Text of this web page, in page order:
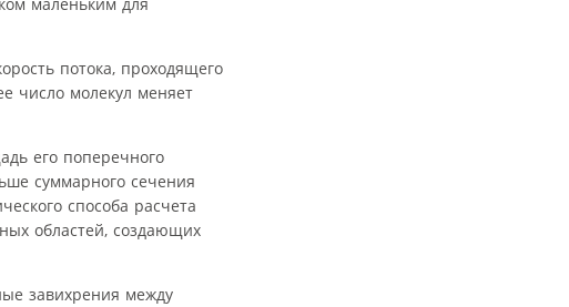
потока, проходящего
число молекул меняет
его поперечного
суммарного сечения
способа расчета
областей, создающих
завихрения между